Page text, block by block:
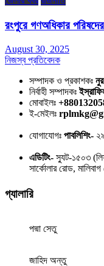
রংপুরে গণঅধিকার
August 30, 2025
নিজস্ব প্রতিবেদক
সম্পাদক ও প্রকাশকঃ
নির্বাহী সম্পাদকঃ
মোবাইলঃ
ই-মেইলঃ
যোগাযোগঃ পাবলিশিং-
এডিটিং- স্যুট-১৫০৩
সার্কোলার রোড,
গ্যালারি
পদ্মা সেতু
জাহিদ অন্তু